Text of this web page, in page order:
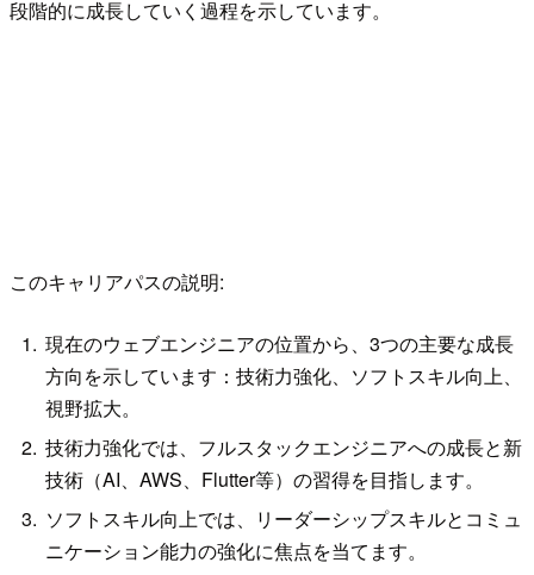
段階的に成長していく過程を示しています。
このキャリアパスの説明:
現在のウェブエンジニアの位置から、3つの主要な成長
方向を示しています：技術力強化、ソフトスキル向上、
視野拡大。
技術力強化では、フルスタックエンジニアへの成長と新
技術（AI、AWS、Flutter等）の習得を目指します。
ソフトスキル向上では、リーダーシップスキルとコミュ
ニケーション能力の強化に焦点を当てます。